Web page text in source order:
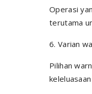
Operasi
terutama
6. Varian
Pilihan